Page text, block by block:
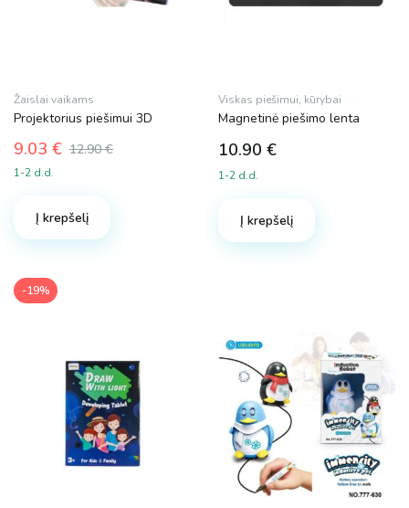
Žaislai vaikams
Projektorius piešimui 3D
12.90€
Original
price
12.90 €.
9.03 €
Current
price
9.03 €.
1-2 d.d.
Į krepšelį
Viskas piešimui, kūrybai
Magnetinė piešimo lenta
10.90 €
1-2 d.d.
Į krepšelį
-19%